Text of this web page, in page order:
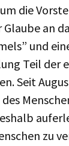
die
an
und
Teil der
Seit
zu